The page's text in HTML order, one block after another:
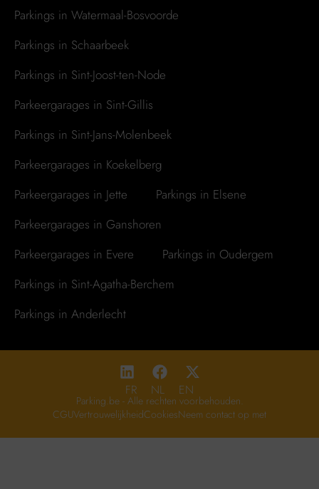
Parkings in Watermaal-Bosvoorde
Parkings in Schaarbeek
Parkings in Sint-Joost-ten-Node
Parkeergarages in Sint-Gillis
Parkings in Sint-Jans-Molenbeek
Parkeergarages in Koekelberg
Parkeergarages in Jette
Parkings in Elsene
Parkeergarages in Ganshoren
Parkeergarages in Evere
Parkings in Oudergem
Parkings in Sint-Agatha-Berchem
Parkings in Anderlecht
FR NL EN
Parking.be - Alle rechten voorbehouden.
CGUVertrouwelijkheidCookiesNeem contact op met